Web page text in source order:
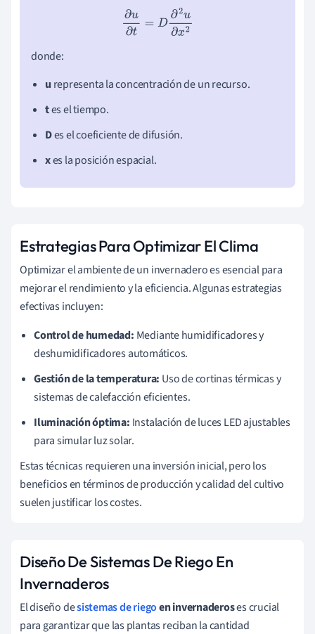
∂u∂ ∂2u∂x2
donde:
u representa la concentración de un recurso.
tes el tiempo.
Des el coeficiente de difusión.
xes la posición espacial.
Estrategias Para Optimizar El Clima
Optimizar el ambiente de un invernadero es esencial para
mejorar el rendimiento y la eficiencia. Algunas estrategias
efectivas incluyen:
Control de humedad: Mediante humidificadores y
deshumidificadores automáticos.
Gestión de la temperatura: Uso de cortinas térmicas y
sistemas de calefacción eficientes.
Iluminación óptima: Instalación de luces LED ajustables
para simular luz solar.
Estas técnicas requieren una inversión inicial, pero los
beneficios en términos de producción y calidad del cultivo
suelen justificar los costes.
Diseño De Sistemas De Riego En
Invernaderos
El diseño desistemas de riegoen invernaderoses crucial
para garantizar que las plantas reciban la cantidad